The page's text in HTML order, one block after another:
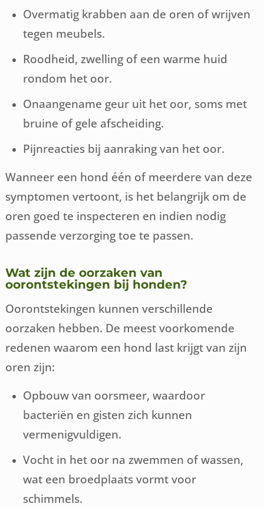
Overmatig krabben aan de oren of wrijven
tegen meubels.
Roodheid, zwelling of een warme huid
rondom het oor.
Onaangename geur uit het oor, soms met
bruine of gele afscheiding.
Pijnreacties bij aanraking van het oor.
Wanneer een hond één of meerdere van deze
symptomen vertoont, is het belangrijk om de
oren goed te inspecteren en indien nodig
passende verzorging toe te passen.
Wat zijn de oorzaken van
oorontstekingen bij honden?
Oorontstekingen kunnen verschillende
oorzaken hebben. De meest voorkomende
redenen waarom een hond last krijgt van zijn
oren zijn:
Opbouw van oorsmeer, waardoor
bacteriën en gisten zich kunnen
vermenigvuldigen.
Vocht in het oor na zwemmen of wassen,
wat een broedplaats vormt voor
schimmels.